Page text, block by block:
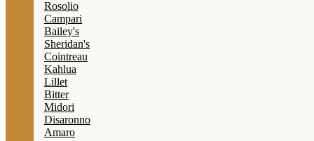
Rosolio
Campari
Bailey's
Sheridan's
Cointreau
Kahlua
Lillet
Bitter
Midori
Disaronno
Amaro